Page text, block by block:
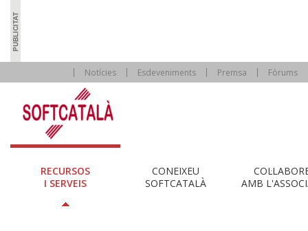
Notícies Esdeveniments Premsa Fòrums
RECURSOS
I SERVEIS
CONEIXEU
SOFTCATALÀ
AMB